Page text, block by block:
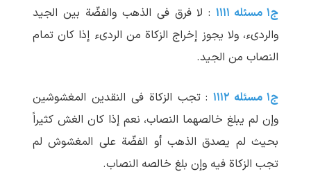
ج۱ مسئله ۱۱۱۱
: لا فرق فی الذهب والفضّة بین الجید
والردیء، ولا یجوز إخراج الزکاة من الردیء إذا کان تمام
النصاب من الجید.
ج۱ مسئله ۱۱۱۲
: تجب الزکاة فی النقدین المغشوشین
وإن لم ‏یبلغ خالصهما النصاب، نعم إذا کان الغش کثیراً
بحیث لم ‏یصدق الذهب أو الفضّة علی المغشوش لم
‏تجب الزکاة فیه وإن بلغ خالصه النصاب.